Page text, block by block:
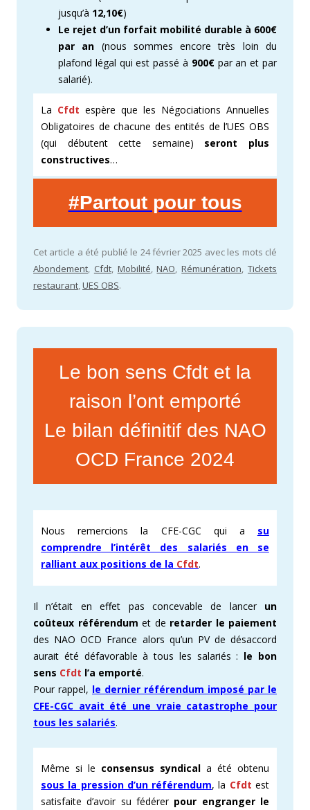
jusqu’à 12,10€)
Le rejet d’un forfait mobilité durable à 600€
par an (nous sommes encore très loin du
plafond légal qui est passé à 900€ par an et par
salarié).
La Cfdtespère que les Négociations Annuelles
Obligatoires de chacune des entités de l’UES OBS
(qui débutent cette semaine) seront plus
constructives…
#Partout pour tous
Cet article a été publié le 24 février 2025 avec les mots clé
Abondement, Cfdt, Mobilité,NAO,Rémunération,Tickets
restaurant,UES OBS.
Le bon sens Cfdt et la
raison l’ont emporté
Le bilan définitif des NAO
OCD France 2024
Nous remercions la CFE-CGC qui a su
comprendre l’intérêt des salariés en se
ralliant aux positions de la Cfdt.
Il n’était en effet pas concevable de lancer un
coûteux référendum et de retarder le paiement
des NAO OCD France alors qu’un PV de désaccord
aurait été défavorable à tous les salariés : le bon
sens Cfdt l’a emporté.
Pour rappel, le dernier référendum imposé par le
CFE-CGC avait été une vraie catastrophe pour
tous les salariés.
Même si le consensus syndicala été obtenu
sous la pression d’un référendum, la Cfdt est
satisfaite d’avoir su fédérer pour engranger le